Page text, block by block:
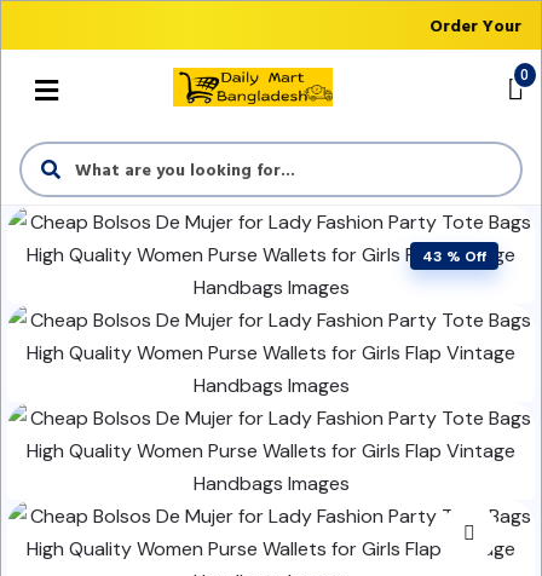
Order Your
0
43 % Off